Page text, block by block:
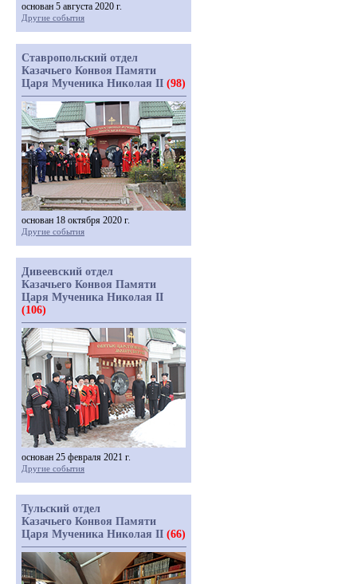
основан 5 августа 2020 г.
Другие события
Ставропольский отдел
Казачьего Конвоя Памяти
Царя Мученика Николая II (98)
основан 18 октября 2020 г.
Другие события
Дивеевский отдел
Казачьего Конвоя Памяти
Царя Мученика Николая II
(106)
основан 25 февраля 2021 г.
Другие события
Тульский отдел
Казачьего Конвоя Памяти
Царя Мученика Николая II (66)